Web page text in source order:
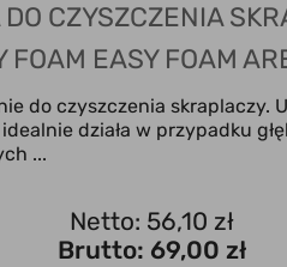
CZYSZCZENIA
FOAM EASY FOAM
do czyszczenia skraplaczy.
działa w przypadku
...
Netto: 56,10 zł
Brutto: 69,00 zł